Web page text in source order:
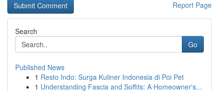
Report Page
Search
Go
Published News
1 Resto Indo: Surga Kuliner Indonesia di Poi Pet
1 Understanding Fascia and Soffits: A Homeowner's...